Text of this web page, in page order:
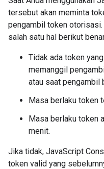
tersebut akan meminta
pengambil token otorisasi.
salah satu hal berikut
Tidak ada token
memanggil
atau saat pengambil
Masa berlaku token
Masa berlaku token
menit.
Jika tidak, JavaScript
token valid yang